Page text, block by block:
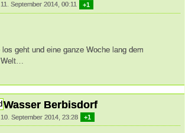
11. September 2014, 00:11 +1
geht und eine ganze Woche lang dem
Wasser Berbisdorf
10. September 2014, 23:28 +1